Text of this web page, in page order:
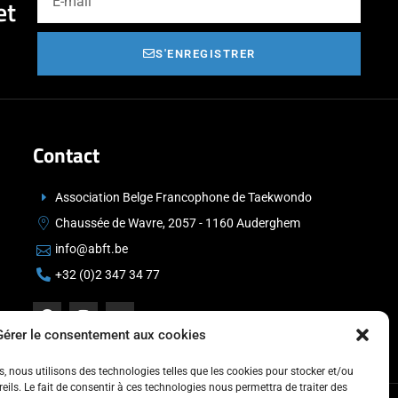
le consentement aux cookies
nous utilisons des technologies telles que les cookies pour stocker et/ou
Le fait de consentir à ces technologies nous permettra de traiter des
S'ENREGISTRER
Contact
Association Belge Francophone de Taekwondo
Chaussée de Wavre, 2057 - 1160 Auderghem
info@abft.be
+32 (0)2 347 34 77